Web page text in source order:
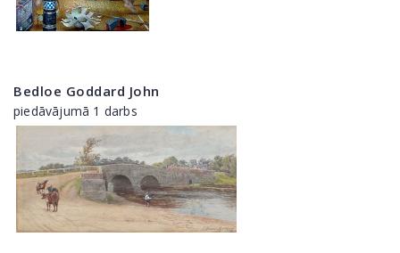
Bedloe Goddard John
piedāvājumā 1 darbs